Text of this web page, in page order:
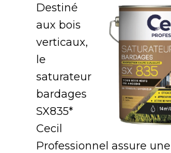
Destiné
aux bois
verticaux,
le
saturateur
bardages
SX835*
Cecil
Professionnel assure